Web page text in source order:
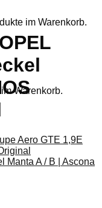
im Warenkorb.
Warenkorb.